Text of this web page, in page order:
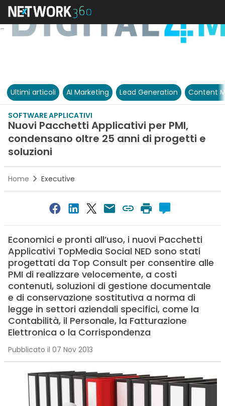
Ultimi articoli AI Marketing Lead Generation Content
SOFTWARE APPLICATIVI
Nuovi Pacchetti Applicativi per PMI,
condensano oltre 25 anni di progetti e
soluzioni
Home Executive
Economici e pronti all’uso, i nuovi Pacchetti
Applicativi TopMedia Social NED sono stati
progettati da Top Consult per consentire alle
PMI di realizzare velocemente, a costi
contenuti, soluzioni di gestione documentale
e di conservazione sostitutiva a norma di
legge in settori aziendali specifici, come la
Contabilità, il Personale, la Fatturazione
Elettronica o la Corrispondenza
Pubblicato il 07 Nov 2013